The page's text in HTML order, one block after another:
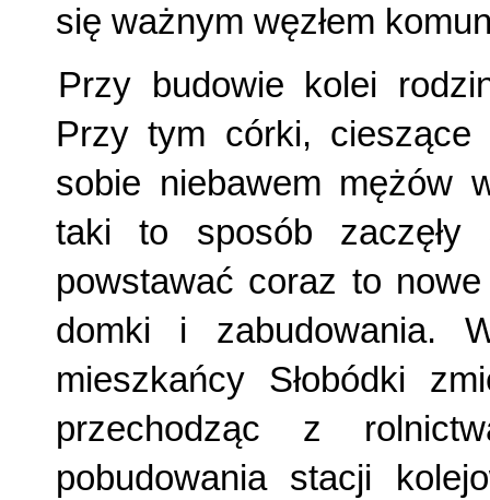
się ważnym węzłem
Przy budowie kolei
Przy tym córki, cieszące
sobie niebawem mężów
taki to sposób zaczęły
powstawać coraz to
domki i zabudowania.
mieszkańcy Słobódki
przechodząc z
pobudowania stacji